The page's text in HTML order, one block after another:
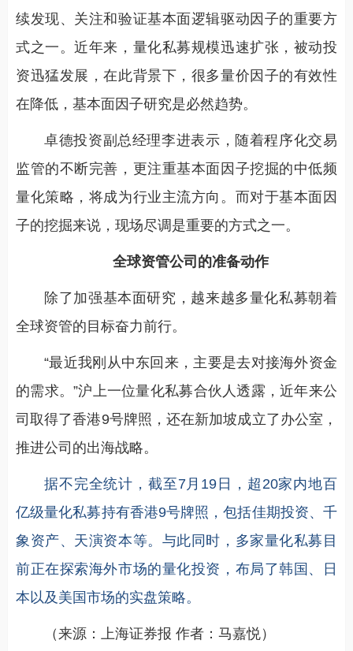
续发现、关注和验证基本面逻辑驱动因子的重要方
式之一。近年来，量化私募规模迅速扩张，被动投
资迅猛发展，在此背景下，很多量价因子的有效性
在降低，基本面因子研究是必然趋势。
卓德投资副总经理李进表示，随着程序化交易
监管的不断完善，更注重基本面因子挖掘的中低频
量化策略，将成为行业主流方向。而对于基本面因
子的挖掘来说，现场尽调是重要的方式之一。
全球资管公司的准备动作
除了加强基本面研究，越来越多量化私募朝着
全球资管的目标奋力前行。
“最近我刚从中东回来，主要是去对接海外资金
的需求。”沪上一位量化私募合伙人透露，近年来公
司取得了香港9号牌照，还在新加坡成立了办公室，
推进公司的出海战略。
据不完全统计，截至7月19日，超20家内地百
亿级量化私募持有香港9号牌照，包括佳期投资、千
象资产、天演资本等。与此同时，多家量化私募目
前正在探索海外市场的量化投资，布局了韩国、日
本以及美国市场的实盘策略。
（来源：上海证券报 作者：马嘉悦）